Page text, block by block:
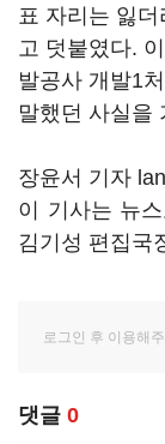
표 자리는 잃
고 덧붙였다.
발공사 개발1
말했던 사실을
장윤서 기자
이 기사는 뉴
김기성 편집국
댓글 0